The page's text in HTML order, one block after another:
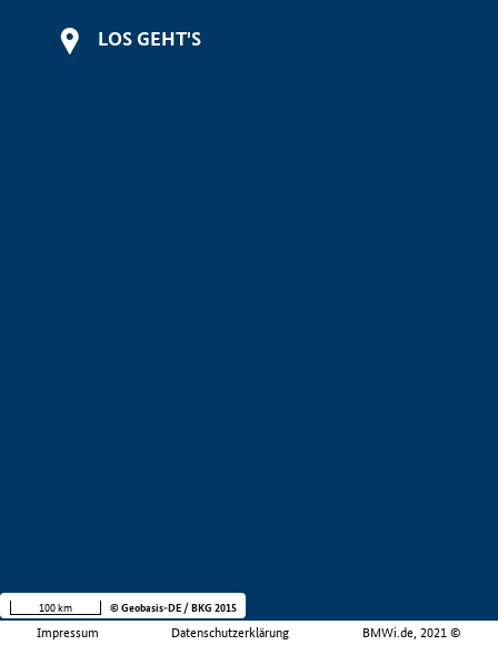
LOS GEHT'S
Impressum Datenschutzerklärung BMWi.de, 2021 ©
100 km © Geobasis-DE / BKG 2015